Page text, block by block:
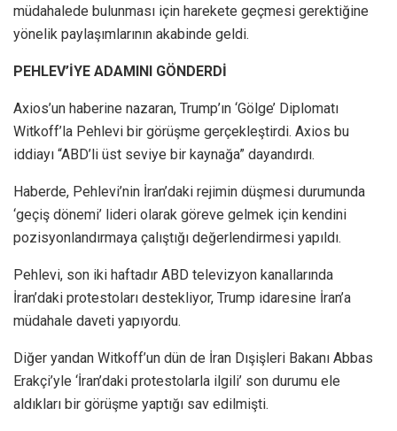
müdahalede bulunması için harekete geçmesi gerektiğine
yönelik paylaşımlarının akabinde geldi.
PEHLEV’İYE ADAMINI GÖNDERDİ
Axios’un haberine nazaran, Trump’ın ‘Gölge’ Diplomatı
Witkoff’la Pehlevi bir görüşme gerçekleştirdi. Axios bu
iddiayı “ABD’li üst seviye bir kaynağa” dayandırdı.
Haberde, Pehlevi’nin İran’daki rejimin düşmesi durumunda
‘geçiş dönemi’ lideri olarak göreve gelmek için kendini
pozisyonlandırmaya çalıştığı değerlendirmesi yapıldı.
Pehlevi, son iki haftadır ABD televizyon kanallarında
İran’daki protestoları destekliyor, Trump idaresine İran’a
müdahale daveti yapıyordu.
Diğer yandan Witkoff’un dün de İran Dışişleri Bakanı Abbas
Erakçi’yle ‘İran’daki protestolarla ilgili’ son durumu ele
aldıkları bir görüşme yaptığı sav edilmişti.